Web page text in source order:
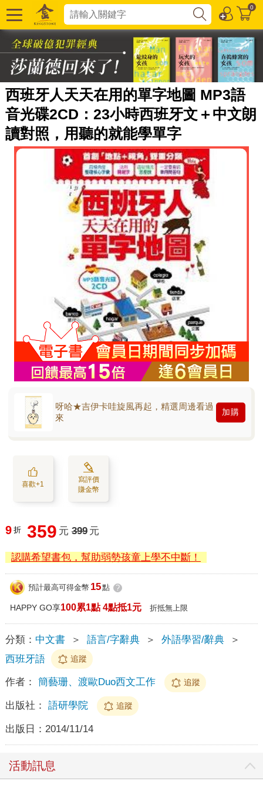
0
西班牙人天天在用的單字地圖 MP3語
音光碟2CD：23小時西班牙文＋中文朗
讀對照，用聽的就能學單字
呀哈★吉伊卡哇旋風再起，精選周邊看過
來
加購
喜歡+1
寫評價
賺金幣
9 折 359 元 399 元
認購希望書包，幫助弱勢孩童上學不中斷！
預計最高可得金幣 15點 ?
HAPPY GO享100累1點 4點抵1元 折抵無上限
分類： 中文書 ＞ 語言/字辭典 ＞ 外語學習/辭典
＞
西班牙語
追蹤
作者： 簡藝珊、渡歐Duo西文工作 追蹤
出版社： 語研學院 追蹤
出版日： 2014/11/14
活動訊息